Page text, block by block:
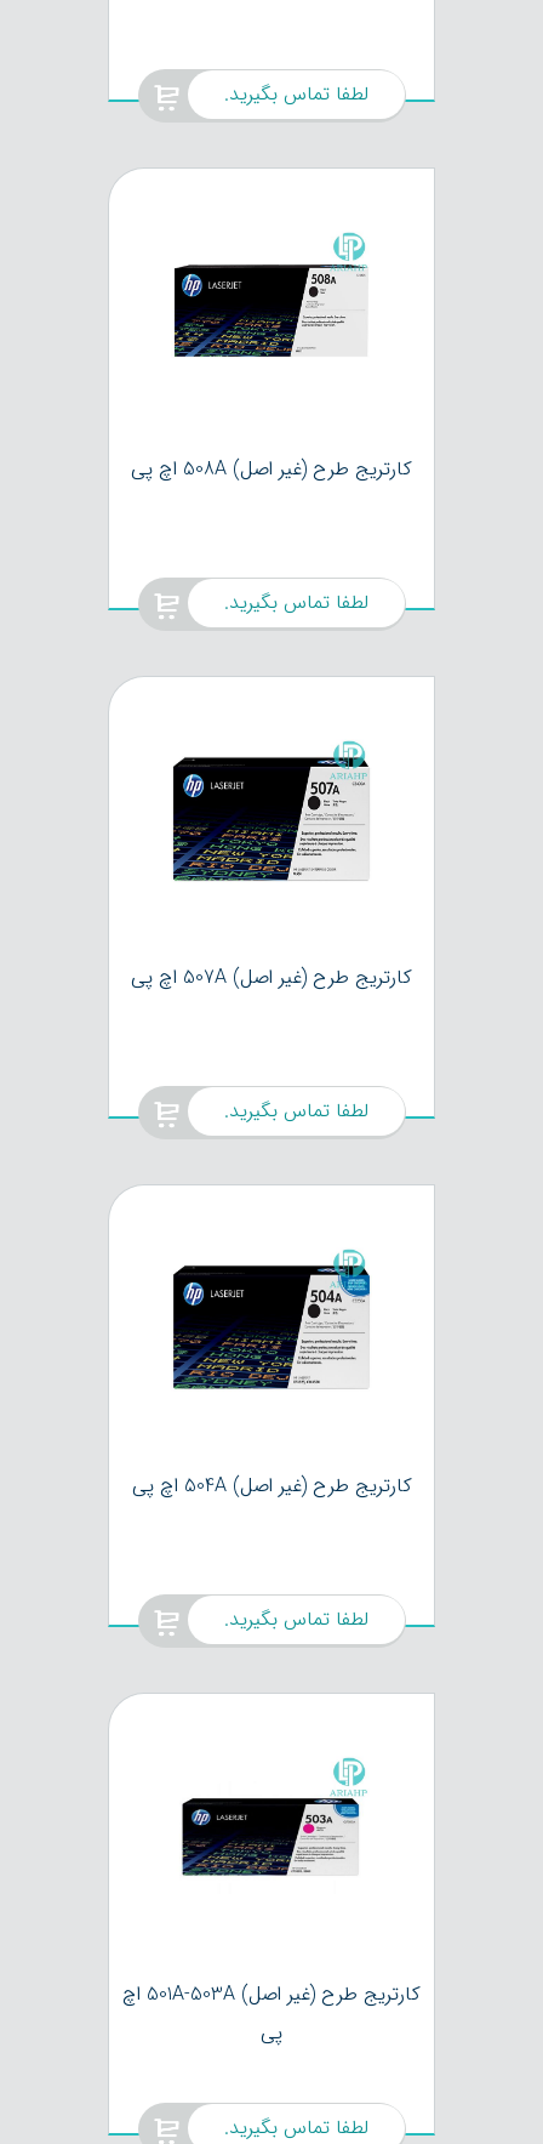
لطفا تماس بگیرید.
کارتریج طرح (غیر اصل) 508A اچ پی
لطفا تماس بگیرید.
کارتریج طرح (غیر اصل) 507A اچ پی
لطفا تماس بگیرید.
کارتریج طرح (غیر اصل) 504A اچ پی
لطفا تماس بگیرید.
کارتریج طرح (غیر اصل) 501A-503A اچ
پی
لطفا تماس بگیرید.